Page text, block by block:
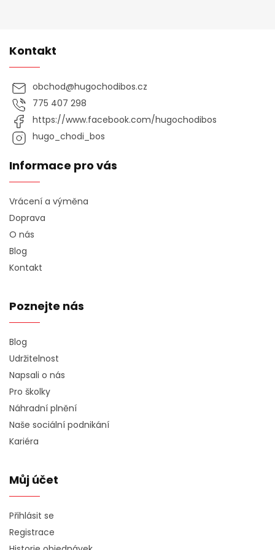
Kontakt
obchod@hugochodibos.cz
775 407 298
https://www.facebook.com/hugochodibos
hugo_chodi_bos
Informace pro vás
Vrácení a výměna
Doprava
O nás
Blog
Kontakt
Poznejte nás
Blog
Udržitelnost
Napsali o nás
Pro školky
Náhradní plnění
Naše sociální podnikání
Kariéra
Můj účet
Přihlásit se
Registrace